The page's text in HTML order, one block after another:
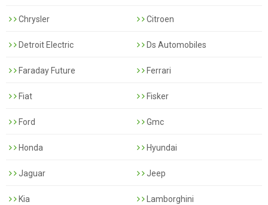
Chrysler Citroen
Detroit Electric Ds Automobiles
Faraday Future Ferrari
Fiat Fisker
Ford Gmc
Honda Hyundai
Jaguar Jeep
Kia Lamborghini